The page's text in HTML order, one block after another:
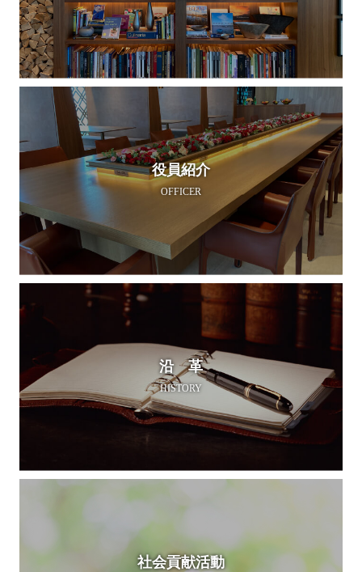
役員紹介
OFFICER
沿 革
HISTORY
社会貢献活動